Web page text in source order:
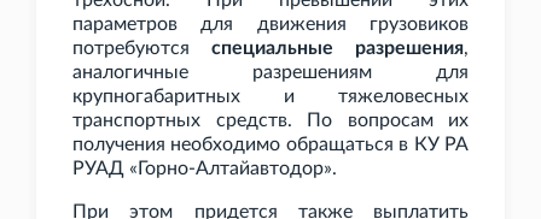
параметров для движения грузовиков
потребуются специальные разрешения,
аналогичные разрешениям для
крупногабаритных и тяжеловесных
транспортных средств. По вопросам их
получения необходимо обращаться в КУ РА
РУАД «Горно-Алтайавтодор».
При этом придется также выплатить